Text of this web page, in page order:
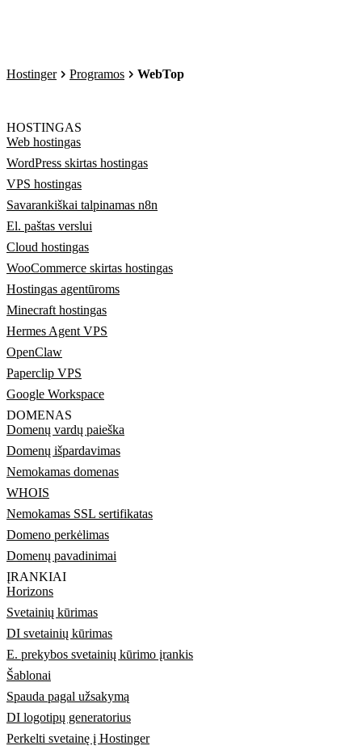
Hostinger Programos WebTop
HOSTINGAS
Web hostingas
WordPress skirtas hostingas
VPS hostingas
Savarankiškai talpinamas n8n
El. paštas verslui
Cloud hostingas
WooCommerce skirtas hostingas
Hostingas agentūroms
Minecraft hostingas
Hermes Agent VPS
OpenClaw
Paperclip VPS
Google Workspace
DOMENAS
Domenų vardų paieška
Domenų išpardavimas
Nemokamas domenas
WHOIS
Nemokamas SSL sertifikatas
Domeno perkėlimas
Domenų pavadinimai
ĮRANKIAI
Horizons
Svetainių kūrimas
DI svetainių kūrimas
E. prekybos svetainių kūrimo įrankis
Šablonai
Spauda pagal užsakymą
DI logotipų generatorius
Perkelti svetainę į Hostinger